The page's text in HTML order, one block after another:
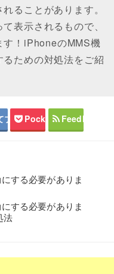
ることがあります。
表示されるもので、
す！iPhoneのMMS機
ための対処法をご紹
Pocket Feedly
する必要がありま
する必要がありま
法